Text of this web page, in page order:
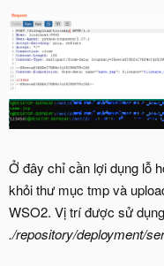
Ở đây chỉ cần lợi dụng lỗ
khỏi thư mục tmp và
WSO2. Vị trí được sử
./repository/deployment/